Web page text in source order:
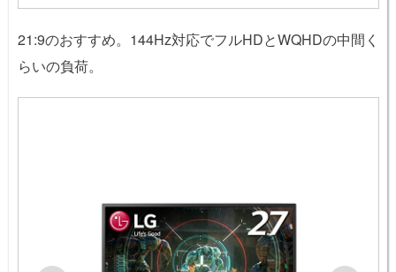
21:9のおすすめ。144Hz対応でフルHDとWQHDの中間く
らいの負荷。